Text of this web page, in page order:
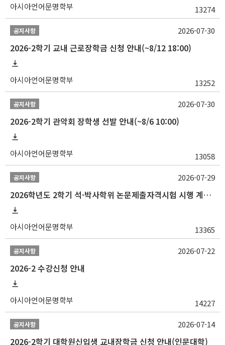
아시아언어문명학부 13274
공지사항
2026-2학기 교내 근로장학금 신청 안내(~8/12 18:00)
아시아언어문명학부 13252
2026-07-30
공지사항
2026-2학기 관악회 장학생 선발 안내(~8/6 10:00)
아시아언어문명학부 13058
2026-07-30
공지사항
2026학년도 2학기 석·박사학위 논문제출자격시험 시행 계획 공고
아시아언어문명학부 13365
2026-07-29
공지사항
2026-2 수강신청 안내
아시아언어문명학부 14227
2026-07-22
공지사항
2026-2학기 대학원신입생 교내장학금 신청 안내(인문대학)
2026-07-14